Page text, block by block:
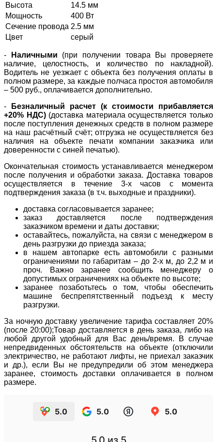
Высота
14.5 мм
Мощность
400 Вт
Сечение провода 2.5 мм
Цвет
серый
- Наличными (при получении товара Вы проверяете
наличие, целостность, и количество по накладной).
Водитель не уезжает с объекта без получения оплаты в
полном размере, за каждые полчаса простоя автомобиля
– 500 руб., оплачивается дополнительно.
-
Безналичный расчет (к стоимости прибавляется
+20% НДС) (доставка материала осуществляется только
после поступления денежных средств в полном размере
на наш расчётный счёт; отгрузка не осуществляется без
наличия на объекте печати компании заказчика или
доверенности с синей печатью).
Окончательная стоимость устанавливается менеджером
после получения и обработки заказа. Доставка товаров
осуществляется в течение 3-х часов с момента
подтверждения заказа (в т.ч. выходные и праздники).
доставка согласовывается заранее;
заказ доставляется после подтверждения
заказчиком времени и даты доставки;
оставайтесь, пожалуйста, на связи с менеджером в
день разгрузки до приезда заказа;
в нашем автопарке есть автомобили с разными
ограничениями по габаритам – до 2-х м, до 2,2 м и
проч. Важно заранее сообщить менеджеру о
допустимых ограничениях на объекте по высоте;
заранее позаботьтесь о том, чтобы обеспечить
машине беспрепятственный подъезд к месту
разгрузки.
За ночную доставку увеличение тарифа составляет 20%
(после 20:00);Товар доставляется в день заказа, либо на
любой другой удобный для Вас день/время. В случае
непредвиденных обстоятельств на объекте (отключили
электричество, не работают лифты, не приехал заказчик
и др.), если Вы не предупредили об этом менеджера
заранее, стоимость доставки оплачивается в полном
размере.
5.0 5.0 5.0